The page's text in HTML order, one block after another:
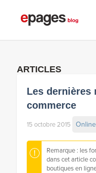
ARTICLES
Les dernières
commerce
15 octobre 2015
Remarque : les
dans cet article
boutiques en